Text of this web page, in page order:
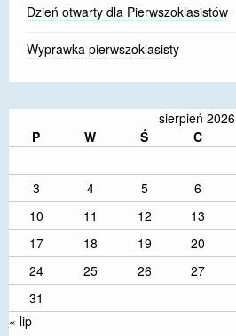
Dzień otwarty dla Pierwszoklasistów
Wyprawka pierwszoklasisty
sierpień 2026
P
W Ś C
3
4 5 6
10
11 12 13
17
18 19 20
24
25 26 27
31
« lip